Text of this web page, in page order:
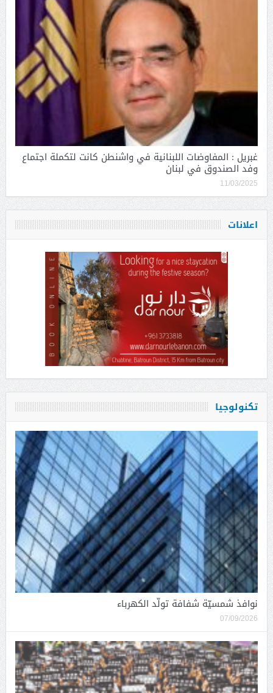
غبريل : المفاوضات اللبنانية في واشنطن كانت لتكملة اجتماع
وفد الصندوق في لبنان
11/03/2025
اعلانات
تكنولوجيا
نوافذ شمسيّة شفافة تولّد الكهرباء
07/09/2026